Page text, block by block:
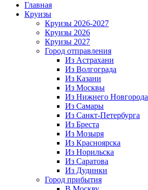
Главная
Круизы
Круизы 2026-2027
Круизы 2026
Круизы 2027
Город отправления
Из Астрахани
Из Волгограда
Из Казани
Из Москвы
Из Нижнего Новгорода
Из Самары
Из Санкт-Петербурга
Из Бреста
Из Мозыря
Из Красноярска
Из Норильска
Из Саратова
Из Дудинки
Город прибытия